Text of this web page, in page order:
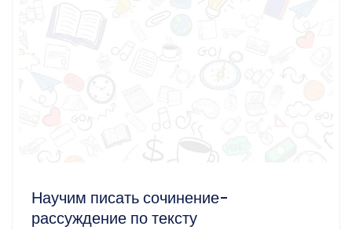
Научим писать сочинение-
рассуждение по тексту